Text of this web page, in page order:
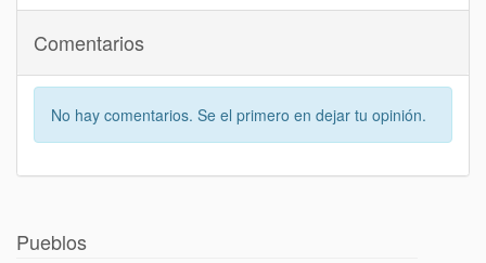
Comentarios
No hay comentarios. Se el primero en dejar tu opinión.
Pueblos